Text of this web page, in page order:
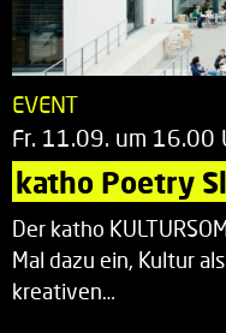
EVENT
Fr. 11.09. um 16.00
katho Poetry
Der katho
Mal dazu ein, Kultur
kreativen…